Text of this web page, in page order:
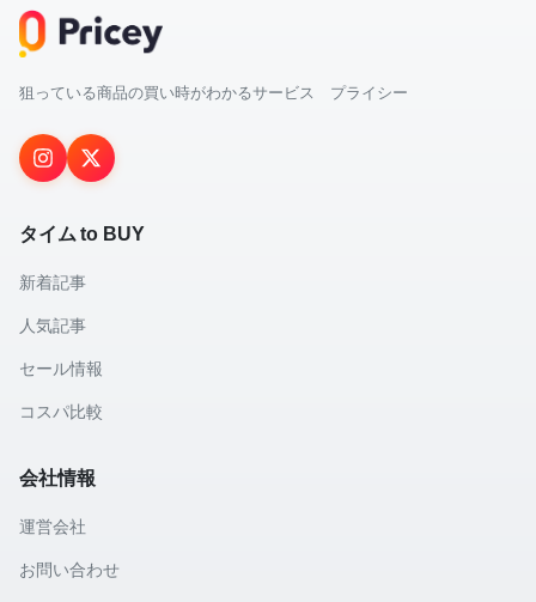
狙っている商品の買い時がわかるサービス プライシー
タイム to BUY
新着記事
人気記事
セール情報
コスパ比較
会社情報
運営会社
お問い合わせ